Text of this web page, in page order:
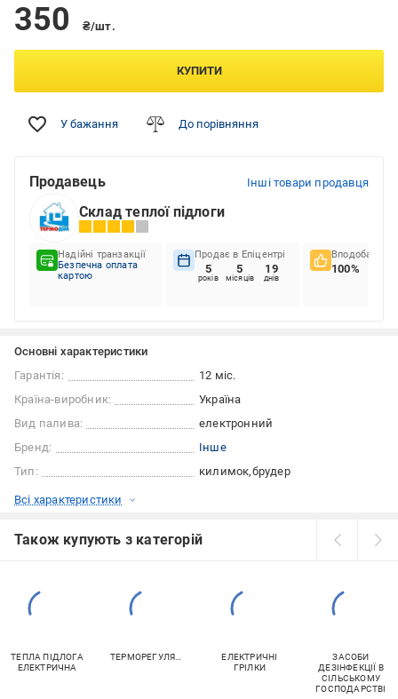
350 ₴/шт.
КУПИТИ
У бажання До порівняння
Продавець Інші товари продавця
Склад теплої підлоги
Надійні транзакції
Безпечна оплата
картою
Продає в Епіцентрі
5
років
5
місяців
19
днів
Вподобання
100%
Основні характеристики
Гарантія:
12 міс.
Країна-виробник:
Україна
Вид палива:
електронний
Бренд:
Інше
Тип:
килимок брудер
Всі характеристики
Також купують з категорій
ТЕПЛА ПІДЛОГА
ЕЛЕКТРИЧНА
ЕЛЕКТРИЧНІ
ГРІЛКИ
ЗАСОБИ
ДЕЗІНФЕКЦІЇ В
СІЛЬСЬКОМУ
ГОСПОДАРСТВІ